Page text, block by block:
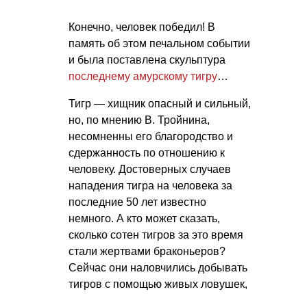
Конечно, человек победил! В
память об этом печальном событии
и была поставлена скульптура
последнему амурскому тигру…
Тигр — хищник опасный и сильный,
но, по мнению В. Тройнина,
несомненны его благородство и
сдержанность по отношению к
человеку. Достоверных случаев
нападения тигра на человека за
последние 50 лет известно
немного. А кто может сказать,
сколько сотен тигров за это время
стали жертвами браконьеров?
Сейчас они наловчились добывать
тигров с помощью живых ловушек,